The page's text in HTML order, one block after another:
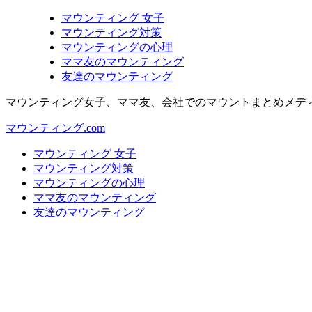
マウンティング 女子
マウンティング対策
マウンティングの心理
ママ友のマウンティング
友達のマウンティング
マウンティング女子、ママ友、会社でのマウントまとめメデ
マウンティング.com
マウンティング 女子
マウンティング対策
マウンティングの心理
ママ友のマウンティング
友達のマウンティング